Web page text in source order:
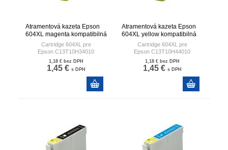
Atramentová kazeta Epson
604XL magenta kompatibilná
Cartridge 604XL pre
Epson C13T10H34010
Tlačová kazeta prémiovej
kvaklity s čipom
Plnohodnotná náhrada za
originálnu tlačovú kazetu
1,18 € bez DPH
1,45 € s DPH
Atramentová kazeta Epson
604XL yellow kompatibilná
Cartridge 604XL pre
Epson C13T10H44010
Tlačová kazeta prémiovej
kvaklity s čipom
Plnohodnotná náhrada za
originálnu tlačovú kazetu
1,18 € bez DPH
1,45 € s DPH